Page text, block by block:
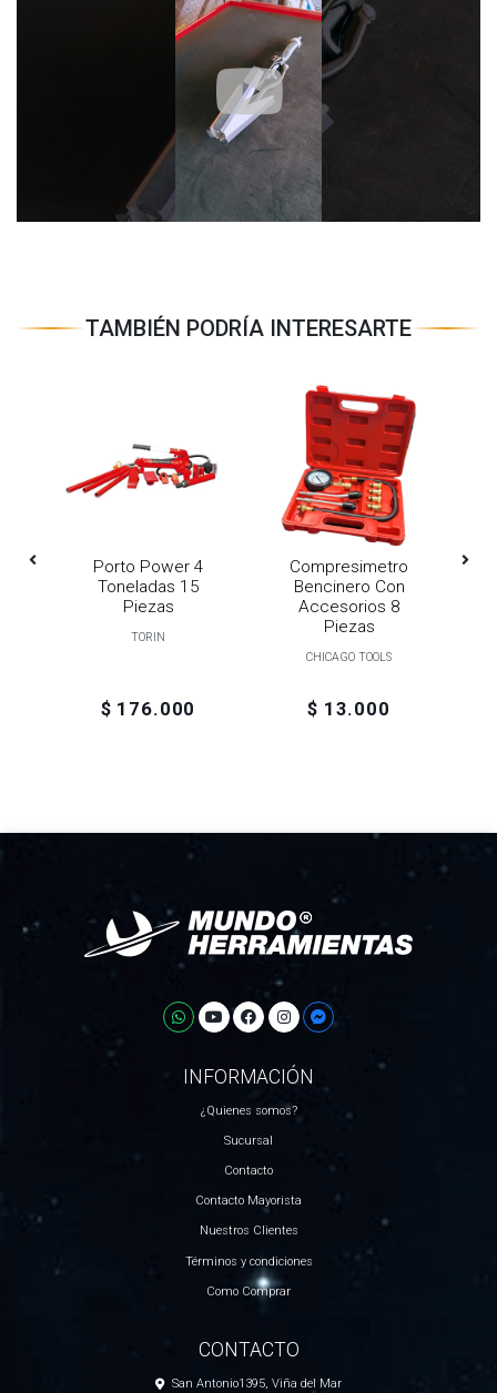
TAMBIÉN PODRÍA INTERESARTE
Porto Power 4
Toneladas 15
Piezas
TORIN
$ 176.000
Compresimetro
Bencinero Con
Accesorios 8
Piezas
CHICAGO TOOLS
$ 13.000
INFORMACIÓN
¿Quienes somos?
Sucursal
Contacto
Contacto Mayorista
Nuestros Clientes
Términos y condiciones
Como Comprar
CONTACTO
San Antonio1395, Viña del Mar